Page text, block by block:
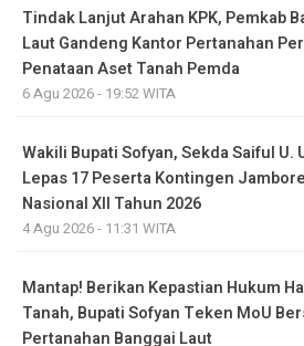
Tindak Lanjut Arahan KPK, Pemkab
Laut Gandeng Kantor Pertanahan
Penataan Aset Tanah Pemda
6 Agu 2026 - 19:52 WITA
Wakili Bupati Sofyan, Sekda Saiful U.
Lepas 17 Peserta Kontingen Jambore
Nasional XII Tahun 2026
4 Agu 2026 - 11:31 WITA
Mantap! Berikan Kepastian Hukum
Tanah, Bupati Sofyan Teken MoU
Pertanahan Banggai Laut